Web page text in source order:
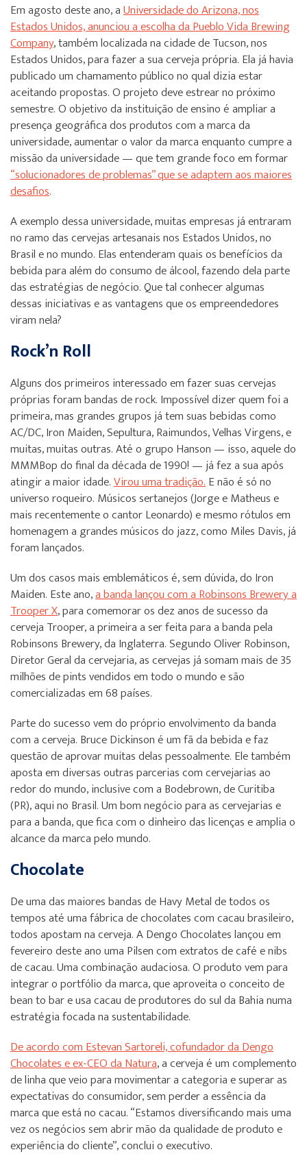
Em agosto deste ano, aUniversidade do Arizona, nos
Estados Unidos, anunciou a escolha da Pueblo Vida Brewing
Company, também localizada na cidade de Tucson, nos
Estados Unidos, para fazer a sua cerveja própria. Ela já havia
publicado um chamamento público no qual dizia estar
aceitando propostas. O projeto deve estrear no próximo
semestre. O objetivo da instituição de ensino é ampliar a
presença geográfica dos produtos com a marca da
universidade, aumentar o valor da marca enquanto cumpre a
missão da universidade — que tem grande foco em formar
“solucionadores de problemas” que se adaptem aos maiores
desafios.
A exemplo dessa universidade, muitas empresas já entraram
no ramo das cervejas artesanais nos Estados Unidos, no
Brasil e no mundo. Elas entenderam quais os benefícios da
bebida para além do consumo de álcool, fazendo dela parte
das estratégias de negócio. Que tal conhecer algumas
dessas iniciativas e as vantagens que os empreendedores
viram nela?
Rock’n Roll
Alguns dos primeiros interessado em fazer suas cervejas
próprias foram bandas de rock. Impossível dizer quem foi a
primeira, mas grandes grupos já tem suas bebidas como
AC/DC, Iron Maiden, Sepultura, Raimundos, Velhas Virgens, e
muitas, muitas outras. Até o grupo Hanson — isso, aquele do
MMMBop do final da década de 1990! — já fez a sua após
atingir a maior idade.Virou uma tradição.E não é só no
universo roqueiro. Músicos sertanejos (Jorge e Matheus e
mais recentemente o cantor Leonardo) e mesmo rótulos em
homenagem a grandes músicos do jazz, como Miles Davis, já
foram lançados.
Um dos casos mais emblemáticos é, sem dúvida, do Iron
Maiden. Este ano,a banda lançou com a Robinsons Brewery a
Trooper X, para comemorar os dez anos de sucesso da
cerveja Trooper, a primeira a ser feita para a banda pela
Robinsons Brewery, da Inglaterra. Segundo Oliver Robinson,
Diretor Geral da cervejaria, as cervejas já somam mais de 35
milhões de pints vendidos em todo o mundo e são
comercializadas em 68 países.
Parte do sucesso vem do próprio envolvimento da banda
com a cerveja. Bruce Dickinson é um fã da bebida e faz
questão de aprovar muitas delas pessoalmente. Ele também
aposta em diversas outras parcerias com cervejarias ao
redor do mundo, inclusive com a Bodebrown, de Curitiba
(PR), aqui no Brasil. Um bom negócio para as cervejarias e
para a banda, que fica com o dinheiro das licenças e amplia o
alcance da marca pelo mundo.
Chocolate
De uma das maiores bandas de Havy Metal de todos os
tempos até uma fábrica de chocolates com cacau brasileiro,
todos apostam na cerveja. A Dengo Chocolates lançou em
fevereiro deste ano uma Pilsen com extratos de café e nibs
de cacau. Uma combinação audaciosa. O produto vem para
integrar o portfólio da marca, que aproveita o conceito de
bean to bar e usa cacau de produtores do sul da Bahia numa
estratégia focada na sustentabilidade.
De acordo com Estevan Sartoreli, cofundador da Dengo
Chocolates e ex-CEO da Natura, a cerveja é um complemento
de linha que veio para movimentar a categoria e superar as
expectativas do consumidor, sem perder a essência da
marca que está no cacau. “Estamos diversificando mais uma
vez os negócios sem abrir mão da qualidade de produto e
experiência do cliente”, conclui o executivo.